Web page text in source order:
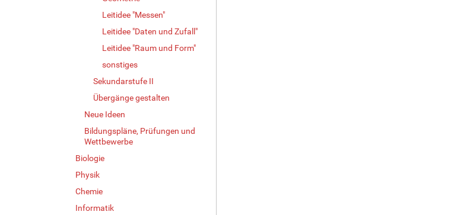
Leitidee "Messen"
Leitidee "Daten und Zufall"
Leitidee "Raum und Form"
sonstiges
Sekundarstufe II
Übergänge gestalten
Neue Ideen
Bildungspläne, Prüfungen und
Wettbewerbe
Biologie
Physik
Chemie
Informatik